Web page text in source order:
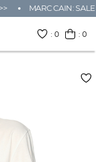
MARC CAIN:
:0 : 0